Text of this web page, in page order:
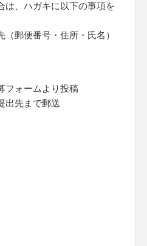
、ハガキに以下の事項を
郵便番号・住所・氏名）
フォームより投稿
出先まで郵送